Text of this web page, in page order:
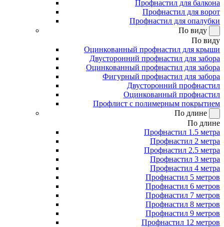
Профнастил для балкона
Профнастил для ворот
Профнастил для опалубки
По виду
По виду
Оцинкованный профнастил для крыши
Двусторонний профнастил для забора
Оцинкованный профнастил для забора
Фигурный профнастил для забора
Двусторонний профнастил
Оцинкованный профнастил
Профлист с полимерным покрытием
По длине
По длине
Профнастил 1.5 метра
Профнастил 2 метра
Профнастил 2.5 метра
Профнастил 3 метра
Профнастил 4 метра
Профнастил 5 метров
Профнастил 6 метров
Профнастил 7 метров
Профнастил 8 метров
Профнастил 9 метров
Профнастил 12 метров